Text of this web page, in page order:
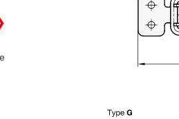
dans la zone d'affichage principale